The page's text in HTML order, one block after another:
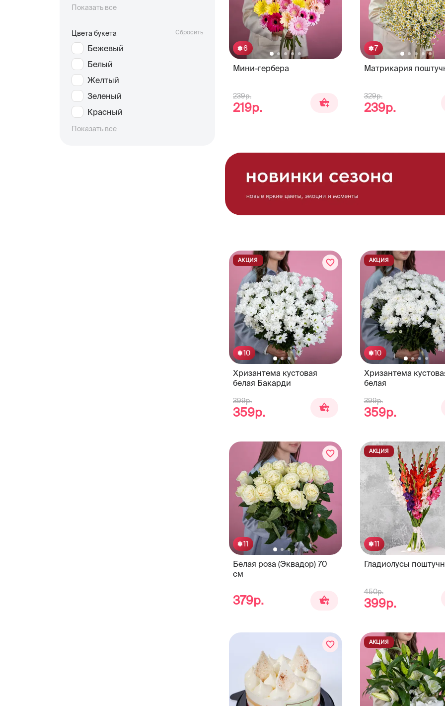
Показать все
Цвета букета Сбросить
Бежевый
Белый
Желтый
Зеленый
Красный
Показать все
6
Мини-гербера
239р.
219р.
7
Матрикария
329р.
239р.
10
Хризантема кустовая
белая Бакарди
АКЦИЯ
399р.
359р.
10
Хризантема
белая
АКЦИЯ
399р.
359р.
11
Белая роза (Эквадор) 70
см
379р.
11
Гладиолусы
АКЦИЯ
450р.
399р.
АКЦИЯ